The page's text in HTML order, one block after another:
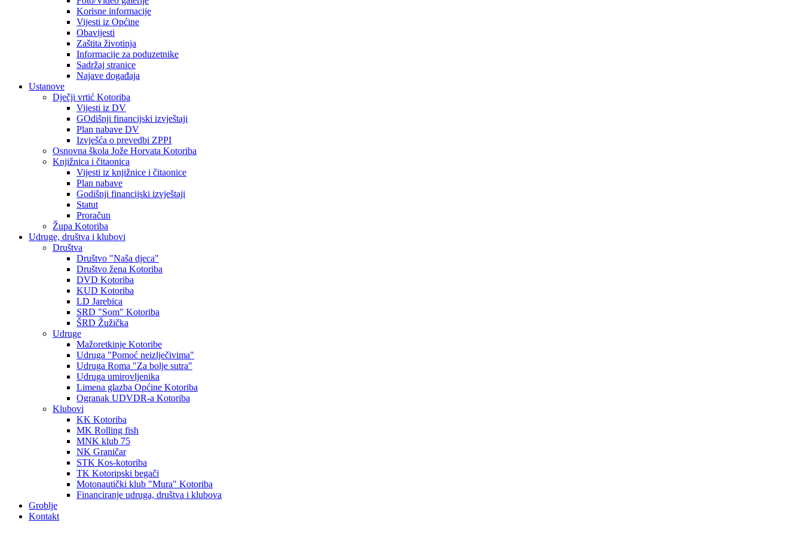
Korisne informacije
Vijesti iz Općine
Obavijesti
Zaštita životinja
Informacije za poduzetnike
Sadržaj stranice
Najave događaja
Ustanove
Dječji vrtić Kotoriba
Vijesti iz DV
GOdišnji financijski izvještaji
Plan nabave DV
Izvješća o prevedbi ZPPI
Osnovna škola Jože Horvata Kotoriba
Knjižnica i čitaonica
Vijesti iz knjižnice i čitaonice
Plan nabave
Godišnji financijski izvještaji
Statut
Proračun
Župa Kotoriba
Udruge, društva i klubovi
Društva
Društvo "Naša djeca"
Društvo žena Kotoriba
DVD Kotoriba
KUD Kotoriba
LD Jarebica
SRD "Som" Kotoriba
ŠRD Žužička
Udruge
Mažoretkinje Kotoribe
Udruga "Pomoć neizlječivima"
Udruga Roma "Za bolje sutra"
Udruga umirovljenika
Limena glazba Općine Kotoriba
Ogranak UDVDR-a Kotoriba
Klubovi
KK Kotoriba
MK Rolling fish
MNK klub 75
NK Graničar
STK Kos-kotoriba
TK Kotoripski begači
Motonautički klub "Mura" Kotoriba
Financiranje udruga, društva i klubova
Groblje
Kontakt